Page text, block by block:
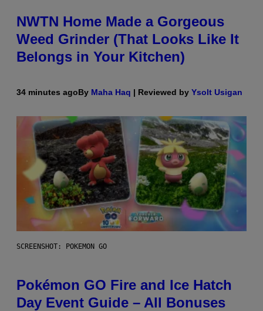
NWTN Home Made a Gorgeous
Weed Grinder (That Looks Like It
Belongs in Your Kitchen)
34 minutes agoBy Maha Haq | Reviewed by Ysolt Usigan
SCREENSHOT: POKEMON GO
Pokémon GO Fire and Ice Hatch
Day Event Guide – All Bonuses